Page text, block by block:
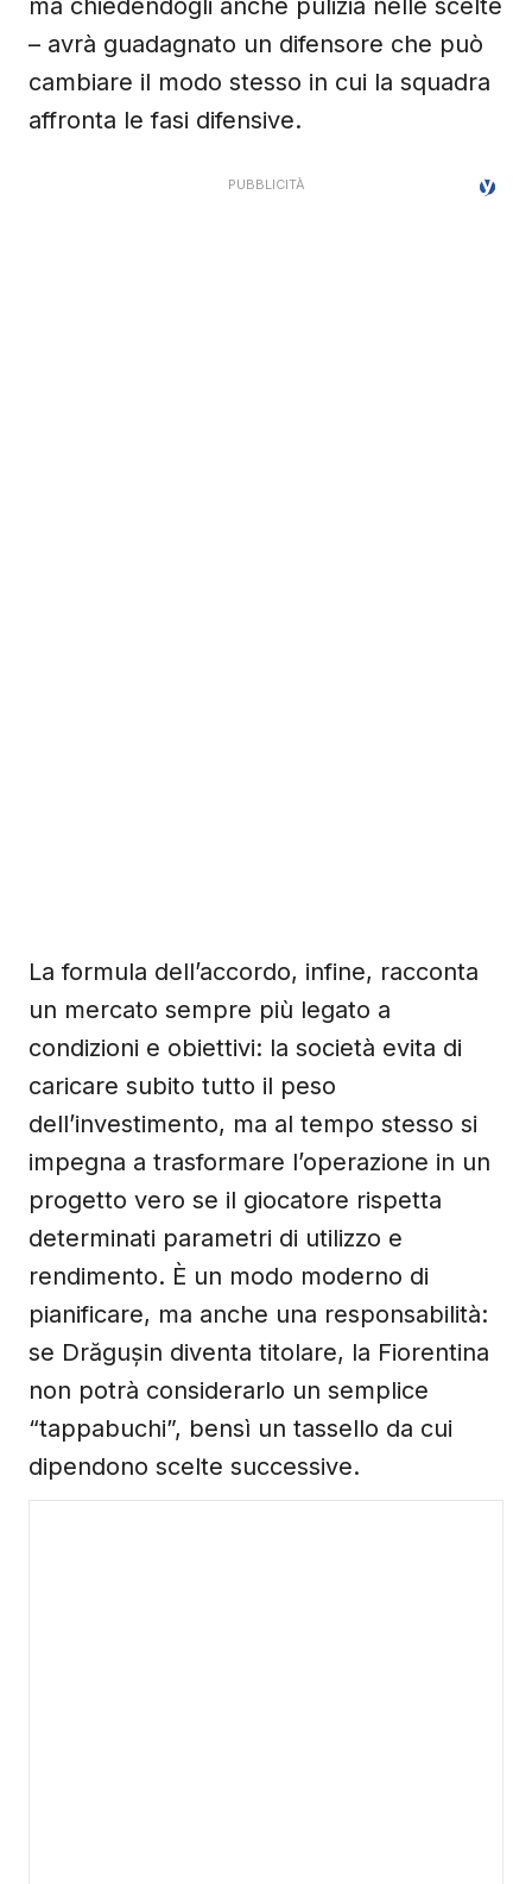
ma chiedendogli anche pulizia nelle scelte
– avrà guadagnato un difensore che può
cambiare il modo stesso in cui la squadra
affronta le fasi difensive.
La formula dell’accordo, infine, racconta
un mercato sempre più legato a
condizioni e obiettivi: la società evita di
caricare subito tutto il peso
dell’investimento, ma al tempo stesso si
impegna a trasformare l’operazione in un
progetto vero se il giocatore rispetta
determinati parametri di utilizzo e
rendimento. È un modo moderno di
pianificare, ma anche una responsabilità:
se Drăgușin diventa titolare, la Fiorentina
non potrà considerarlo un semplice
“tappabuchi”, bensì un tassello da cui
dipendono scelte successive.